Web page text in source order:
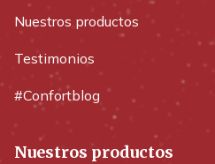
Nuestros productos
Testimonios
#Confortblog
Nuestros productos